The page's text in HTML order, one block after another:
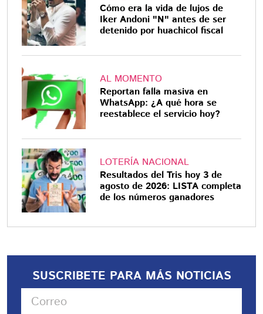
Cómo era la vida de lujos de
Iker Andoni "N" antes de ser
detenido por huachicol fiscal
AL MOMENTO
Reportan falla masiva en
WhatsApp: ¿A qué hora se
reestablece el servicio hoy?
LOTERÍA NACIONAL
Resultados del Tris hoy 3 de
agosto de 2026: LISTA completa
de los números ganadores
SUSCRIBETE PARA MÁS NOTICIAS